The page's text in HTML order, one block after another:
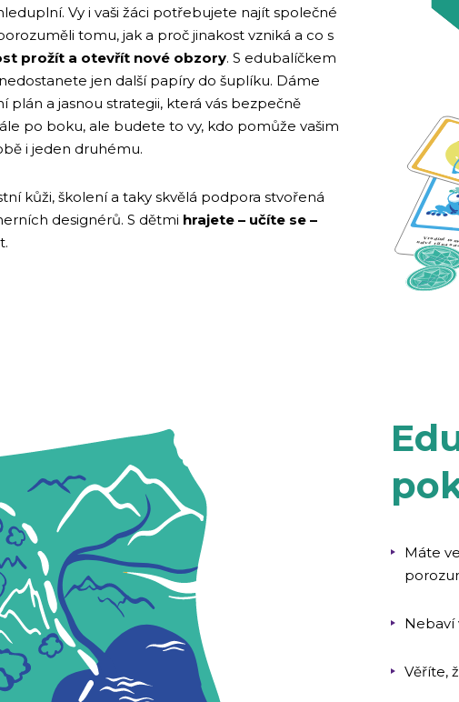
Vy i vaši žáci potřebujete najít společné
tomu, jak a proč jinakost vzniká a co s
prožít a otevřít nové obzory. S edubalíčkem
jen další papíry do šuplíku. Dáme
plán a jasnou strategii, která vás bezpečně
po boku, ale budete to vy, kdo pomůže vašim
i jeden druhému.
kůži, školení a taky skvělá podpora stvořená
designérů. S dětmi hrajete – učíte se –
Máte
Nebaví
Věříte,